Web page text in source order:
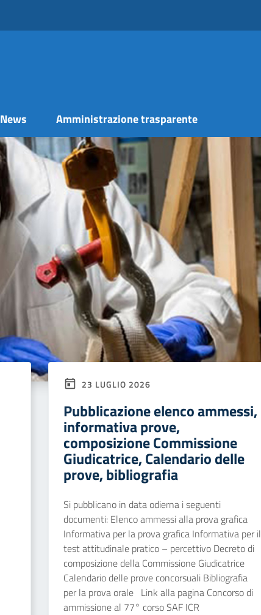
News Amministrazione trasparente
23 LUGLIO 2026
Pubblicazione elenco ammessi,
informativa prove,
composizione Commissione
Giudicatrice, Calendario delle
prove, bibliografia
Si pubblicano in data odierna i seguenti
documenti: Elenco ammessi alla prova grafica
Informativa per la prova grafica Informativa per il
test attitudinale pratico – percettivo Decreto di
composizione della Commissione Giudicatrice
Calendario delle prove concorsuali Bibliografia
per la prova orale Link alla pagina Concorso di
ammissione al 77° corso SAF ICR